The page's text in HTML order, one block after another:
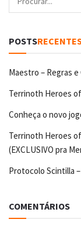
POSTS
Maestro – Regras e
Terrinoth Heroes
Conheça o novo
Terrinoth Heroes
(EXCLUSIVO pra
Protocolo Scintilla
COMENTÁRIOS